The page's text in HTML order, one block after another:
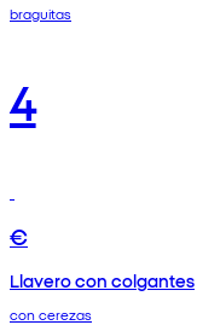
braguitas
4
€
Llavero con colgantes
con cerezas